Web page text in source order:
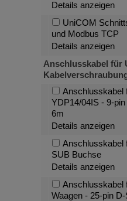
Details anzeigen
UniCOM
und Modbus TCP
Details anzeigen
Anschlusskabel für
Anschlusskabel
YDP14/04IS - 9-
6m
Details anzeigen
Anschlusskabel
SUB Buchse
Details anzeigen
Anschlusskabel
Waagen - 25-pin